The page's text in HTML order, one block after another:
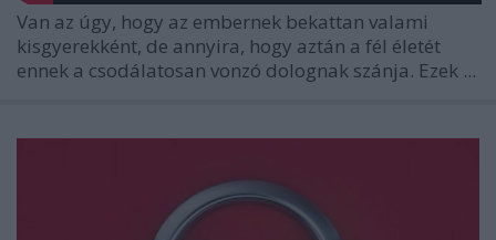
Van az úgy, hogy az embernek bekattan valami
kisgyerekként, de annyira, hogy aztán a fél életét
ennek a csodálatosan vonzó dolognak szánja. Ezek ...